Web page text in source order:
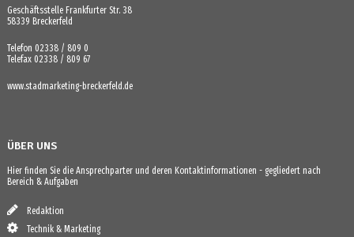
Geschäftsstelle Frankfurter Str. 38
58339 Breckerfeld
Telefon 02338 / 809 0
Telefax 02338 / 809 67
www.stadmarketing-breckerfeld.de
ÜBER UNS
Hier finden Sie die Ansprechparter und deren Kontaktinformationen - gegliedert nach
Bereich & Aufgaben
Redaktion
Technik & Marketing